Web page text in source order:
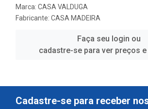
Marca: CASA VALDUGA
Fabricante: CASA MADEIRA
Faça seu login ou
cadastre-se para ver preços
Cadastre-se para receber